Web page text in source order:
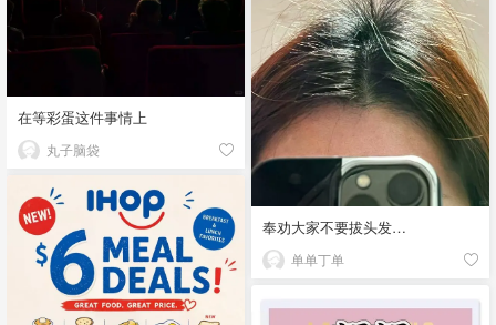
在等彩蛋这件事情上
丸子脑袋
奉劝大家不要拔头发…
单单丁单